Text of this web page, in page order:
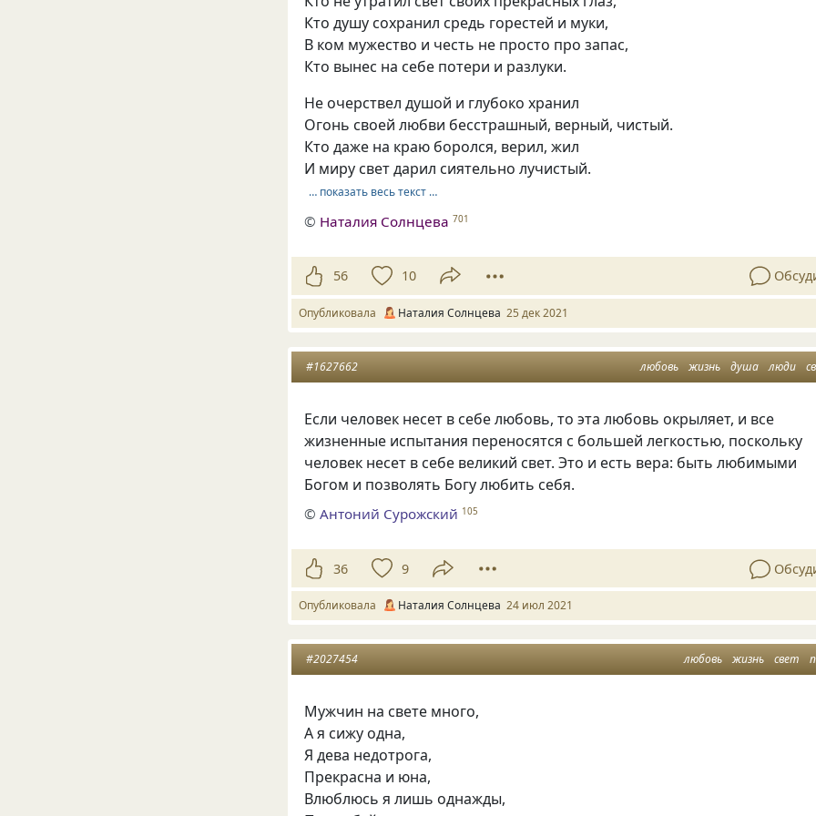
Кто душу сохранил средь горестей и муки,
В ком мужество и честь не просто про запас,
Кто вынес на себе потери и разлуки.
Не очерствел душой и глубоко хранил
Огонь своей любви бесстрашный, верный, чистый.
Кто даже на краю боролся, верил, жил
И миру свет дарил сиятельно лучистый.
… показать весь текст …
© Наталия Солнцева 701
56 10
Опубликовала Наталия Солнцева 25 дек 2021
любовь жизнь душа люди
#1627662
Если человек несет в себе любовь, то эта любовь окрыляет, и все
жизненные испытания переносятся с большей легкостью, поскольку
человек несет в себе великий свет. Это и есть вера: быть любимыми
Богом и позволять Богу любить себя.
©Антоний Сурожский 105
36 9
Опубликовала Наталия Солнцева 24 июл 2021
любовь жизнь свет
#2027454
Мужчин на свете много,
А я сижу одна,
Я дева недотрога,
Прекрасна и юна,
Влюблюсь я лишь однажды,